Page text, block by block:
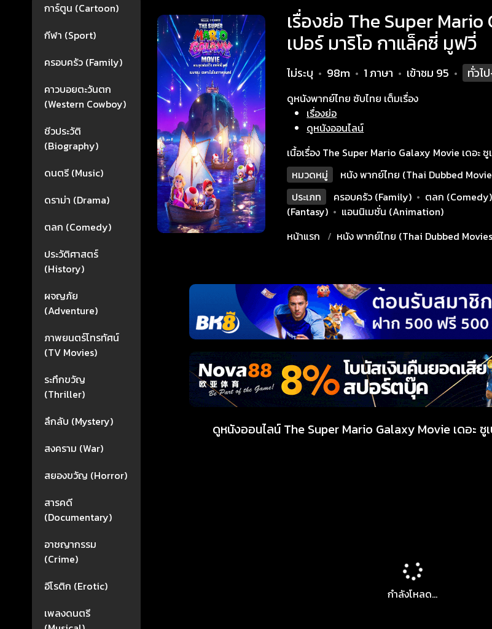
การ์ตูน (Cartoon)
กีฬา (Sport)
ครอบครัว (Family)
คาวบอยตะวันตก
(Western Cowboy)
ชีวประวัติ
(Biography)
ดนตรี (Music)
ดราม่า (Drama)
ตลก (Comedy)
ประวัติศาสตร์
(History)
ผจญภัย
(Adventure)
ภาพยนตร์โทรทัศน์
(TV Movies)
ระทึกขวัญ
(Thriller)
ลึกลับ (Mystery)
สงคราม (War)
สยองขวัญ (Horror)
สารคดี
(Documentary)
อาชญากรรม
(Crime)
อีโรติก (Erotic)
เพลงดนตรี
เรื่องย่อ The Super Mario
เปอร์ มาริโอ กาแล็คซี่ มูฟวี่
ไม่ระบุ • 98m • 1 ภาษา • เข้าชม 95 • ทั่วไ
ดูหนังพากย์ไทย ซับไทย เต็มเรื่อง
เรื่องย่อ
ดูหนังออนไลน์
เนื้อเรื่อง The Super Mario Galaxy Movie เดอะ
หมวดหมู่
หนัง พากย์ไทย (Thai Dubbed
ประเภท
ครอบครัว (Family) • ตลก (Comedy)
(Fantasy) • แอนนิเมชั่น (Animation)
หน้าแรก
หนัง พากย์ไทย (Thai Dubbed
ดูหนังออนไลน์ The Super Mario Galaxy Movie เดอะ ซู
กำลังโหลด...